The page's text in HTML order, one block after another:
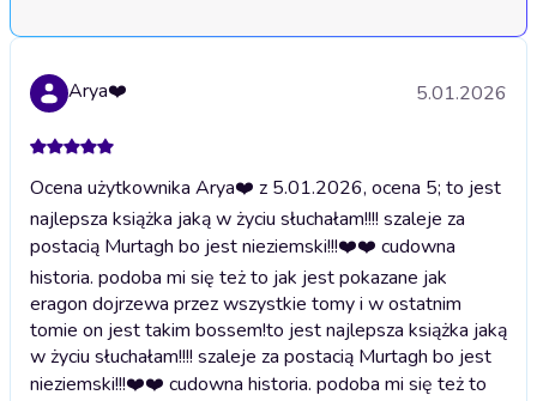
Arya❤️ 5.01.2026
Ocena użytkownika Arya❤️ z 5.01.2026, ocena 5; to jest
najlepsza książka jaką w życiu słuchałam!!!! szaleje za
postacią Murtagh bo jest nieziemski!!!❤️❤️ cudowna
historia. podoba mi się też to jak jest pokazane jak
eragon dojrzewa przez wszystkie tomy i w ostatnim
tomie on jest takim bossem!to jest najlepsza książka jaką
w życiu słuchałam!!!! szaleje za postacią Murtagh bo jest
nieziemski!!!❤️❤️ cudowna historia. podoba mi się też to